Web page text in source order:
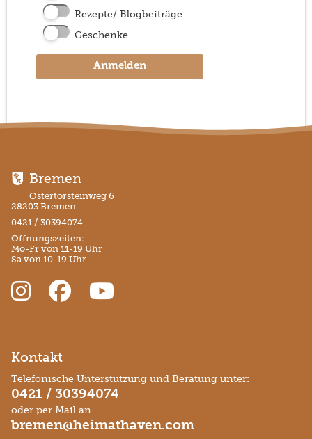
Rezepte/ Blogbeiträge
Geschenke
Anmelden
Bremen
Ostertorsteinweg 6
28203 Bremen
0421 / 30394074
Öffnungszeiten:
Mo-Fr von 11-19 Uhr
Sa von 10-19 Uhr
Kontakt
Telefonische Unterstützung und Beratung unter:
0421 / 30394074
oder per Mail an
bremen@heimathaven.com